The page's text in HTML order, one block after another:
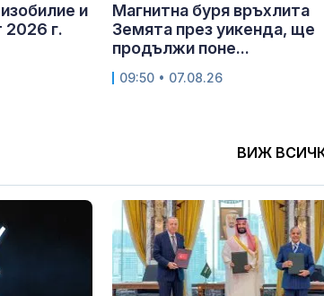
и
2026 г.
Магнитна буря връхлита
Земята през уикенда, ще
продължи поне...
09:50 • 07.08.26
ВИЖ